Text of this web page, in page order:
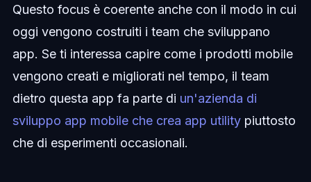
Questo focus è coerente anche con il modo in cui
oggi vengono costruiti i team che sviluppano
app. Se ti interessa capire come i prodotti mobile
vengono creati e migliorati nel tempo, il team
dietro questa app fa parte di un'azienda di
sviluppo app mobile che crea app utilitypiuttosto
che di esperimenti occasionali.